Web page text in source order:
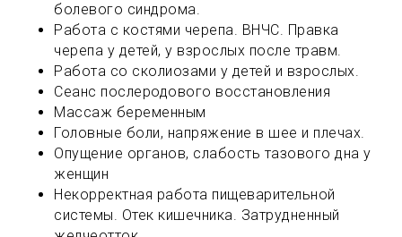
болевого синдрома.
Работа с костями черепа. ВНЧС. Правка
черепа у детей, у взрослых после травм.
Работа со сколиозами у детей и взрослых.
Сеанс послеродового восстановления
Массаж беременным
Головные боли, напряжение в шее и плечах.
Опущение органов, слабость тазового дна у
женщин
Некорректная работа пищеварительной
системы. Отек кишечника. Затрудненный